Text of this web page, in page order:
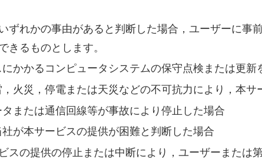
ずれかの事由があると判断した場合，ユーザーに
きるものとします。
かかるコンピュータシステムの保守点検または更新
火災，停電または天災などの不可抗力により，本
タまたは通信回線等が事故により停止した場合
が本サービスの提供が困難と判断した場合
スの提供の停止または中断により，ユーザーまた